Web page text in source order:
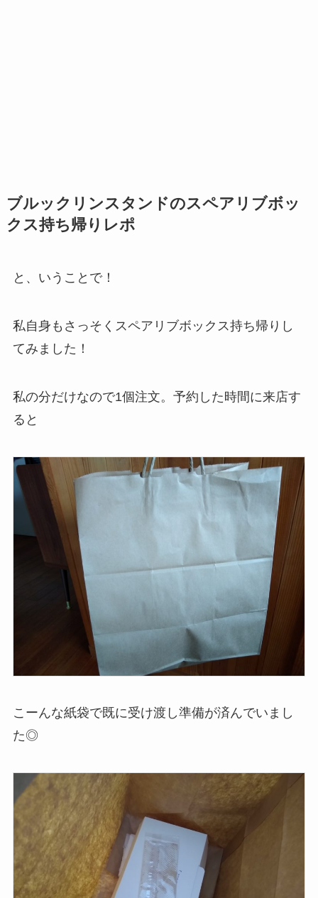
ブルックリンスタンドのスペアリブボッ
クス持ち帰りレポ
と、いうことで！
私自身もさっそくスペアリブボックス持ち帰りし
てみました！
私の分だけなので1個注文。予約した時間に来店す
ると
こーんな紙袋で既に受け渡し準備が済んでいまし
た◎